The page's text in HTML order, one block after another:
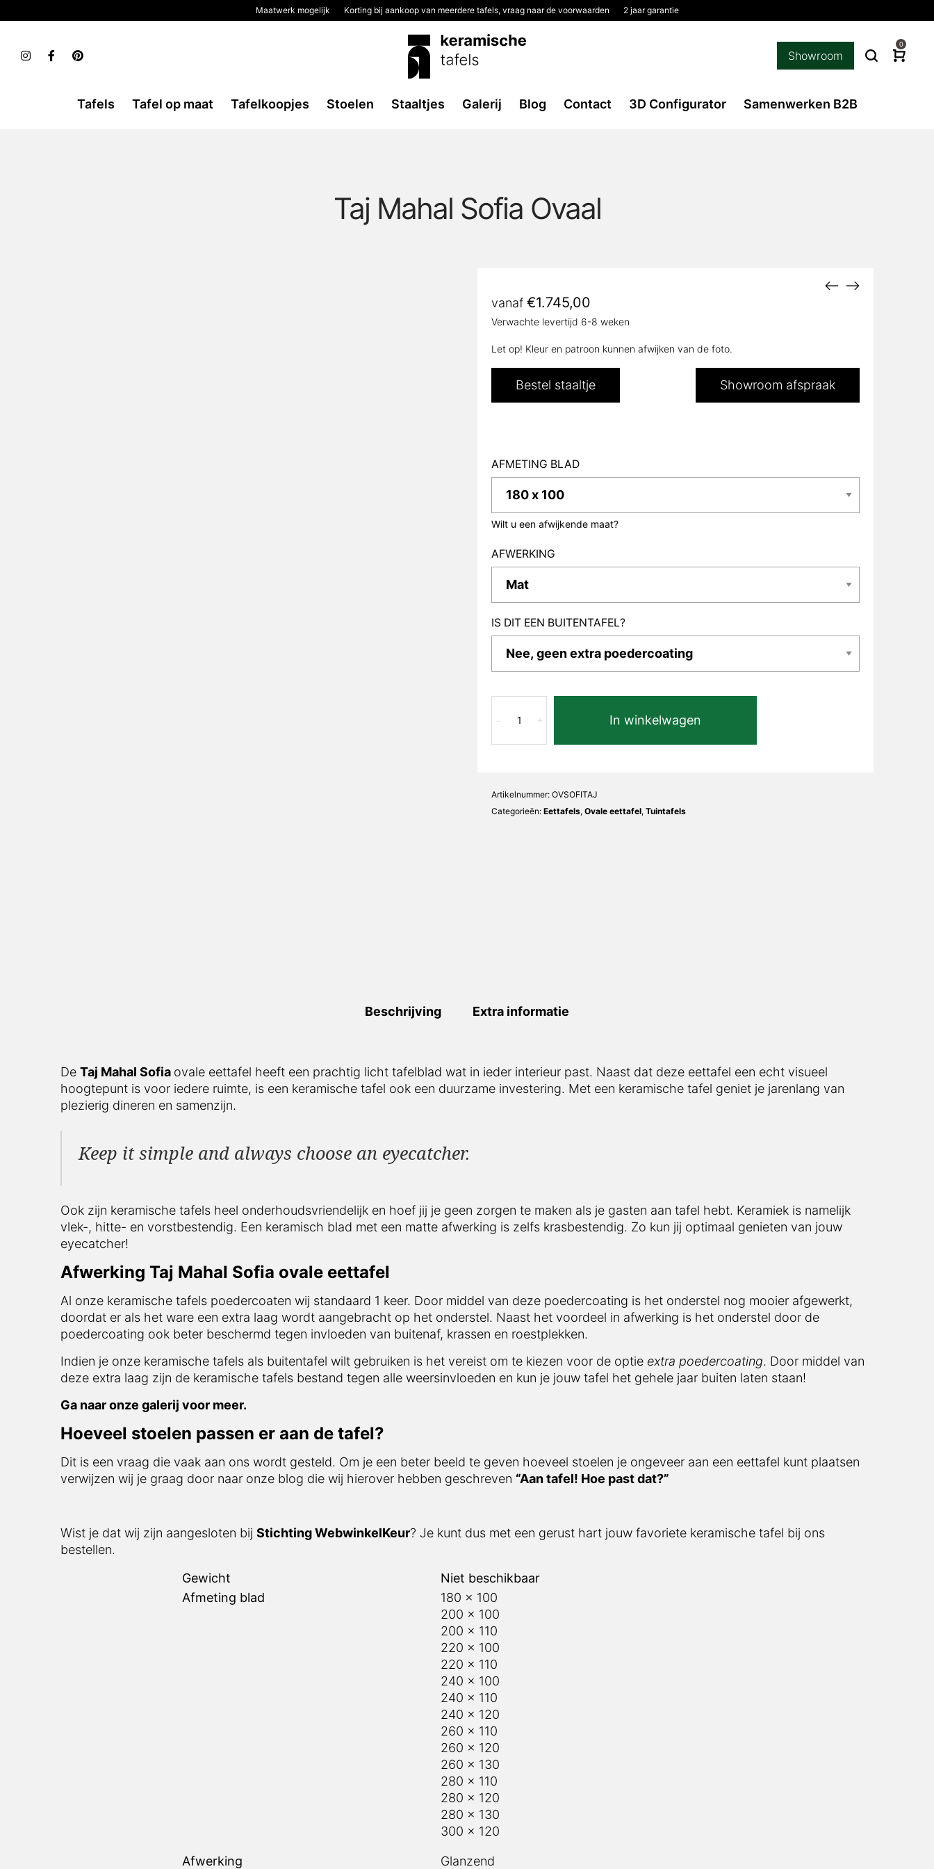
Maatwerk mogelijk Korting bij aankoop van meerdere tafels, vraag naar de voorwaarden 2 jaar garantie
Showroom
0
Tafels Tafel op maat Tafelkoopjes Stoelen Staaltjes Galerij Blog Contact 3D Configurator Samenwerken B2B
Taj Mahal Sofia Ovaal
vanaf €1.745,00
Verwachte levertijd 6-8 weken
Let op! Kleur en patroon kunnen afwijken van de foto.
Bestel staaltje Showroom afspraak
AFMETING BLAD
Wilt u een afwijkende maat?
AFWERKING
IS DIT EEN BUITENTAFEL?
Mahal
+
- In winkelwagen
Artikelnummer: OVSOFITAJ
Categorieën: Eettafels, Ovale eettafel, Tuintafels
Beschrijving Extra informatie
De Taj Mahal Sofia ovale eettafel heeft een prachtig licht tafelblad wat in ieder interieur past. Naast dat deze eettafel een echt visueel
hoogtepunt is voor iedere ruimte, is een keramische tafel ook een duurzame investering. Met een keramische tafel geniet je jarenlang van
plezierig dineren en samenzijn.
Keep it simple and always choose an eyecatcher.
Ook zijn keramische tafels heel onderhoudsvriendelijk en hoef jij je geen zorgen te maken als je gasten aan tafel hebt. Keramiek is namelijk
vlek-, hitte- en vorstbestendig. Een keramisch blad met een matte afwerking is zelfs krasbestendig. Zo kun jij optimaal genieten van jouw
eyecatcher!
Afwerking Taj Mahal Sofia ovale eettafel
Al onze keramische tafels poedercoaten wij standaard 1 keer. Door middel van deze poedercoating is het onderstel nog mooier afgewerkt,
doordat er als het ware een extra laag wordt aangebracht op het onderstel. Naast het voordeel in afwerking is het onderstel door de
poedercoating ook beter beschermd tegen invloeden van buitenaf, krassen en roestplekken.
Indien je onze keramische tafels als buitentafel wilt gebruiken is het vereist om te kiezen voor de optie extra poedercoating. Door middel van
deze extra laag zijn de keramische tafels bestand tegen alle weersinvloeden en kun je jouw tafel het gehele jaar buiten laten staan!
Ga naar onze galerij voor meer.
Hoeveel stoelen passen er aan de tafel?
Dit is een vraag die vaak aan ons wordt gesteld. Om je een beter beeld te geven hoeveel stoelen je ongeveer aan een eettafel kunt plaatsen
verwijzen wij je graag door naar onze blog die wij hierover hebben geschreven “Aan tafel! Hoe past dat?”
Wist je dat wij zijn aangesloten bij Stichting WebwinkelKeur? Je kunt dus met een gerust hart jouw favoriete keramische tafel bij ons
bestellen.
Gewicht
Niet beschikbaar
Afmeting blad
180 x 100
200 x 100
200 x 110
220 x 100
220 x 110
240 x 100
240 x 110
240 x 120
260 x 110
260 x 120
260 x 130
280 x 110
280 x 120
280 x 130
300 x 120
Afwerking
Glanzend